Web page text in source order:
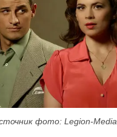
фото: Legion-Media